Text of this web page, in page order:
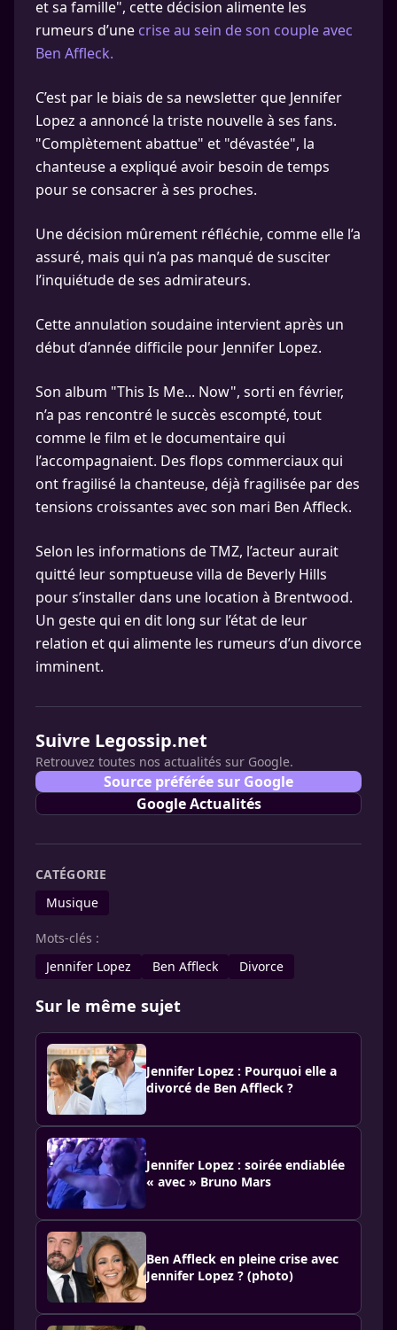
et sa famille", cette décision alimente les
rumeurs d’une crise au sein de son couple avec
Ben Affleck.
C’est par le biais de sa newsletter que Jennifer
Lopez a annoncé la triste nouvelle à ses fans.
"Complètement abattue" et "dévastée", la
chanteuse a expliqué avoir besoin de temps
pour se consacrer à ses proches.
Une décision mûrement réfléchie, comme elle l’a
assuré, mais qui n’a pas manqué de susciter
l’inquiétude de ses admirateurs.
Cette annulation soudaine intervient après un
début d’année difficile pour Jennifer Lopez.
Son album "This Is Me... Now", sorti en février,
n’a pas rencontré le succès escompté, tout
comme le film et le documentaire qui
l’accompagnaient. Des flops commerciaux qui
ont fragilisé la chanteuse, déjà fragilisée par des
tensions croissantes avec son mari Ben Affleck.
Selon les informations de TMZ, l’acteur aurait
quitté leur somptueuse villa de Beverly Hills
pour s’installer dans une location à Brentwood.
Un geste qui en dit long sur l’état de leur
relation et qui alimente les rumeurs d’un divorce
imminent.
Suivre Legossip.net
Retrouvez toutes nos actualités sur Google.
Source préférée sur Google
Google Actualités
CATÉGORIE
Musique
Mots-clés :
Jennifer Lopez
Ben Affleck Divorce
Sur le même sujet
Jennifer Lopez : Pourquoi elle a
divorcé de Ben Affleck ?
Jennifer Lopez : soirée endiablée
« avec » Bruno Mars
Ben Affleck en pleine crise avec
Jennifer Lopez ? (photo)